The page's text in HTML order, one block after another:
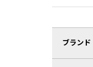
ブランド